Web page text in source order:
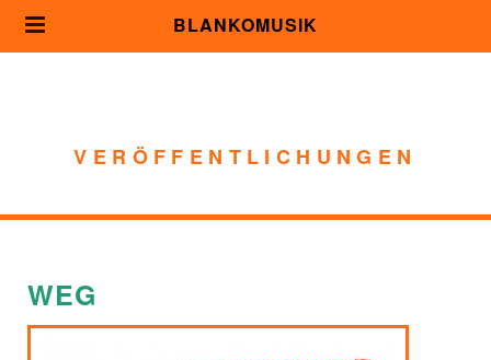
BLANKOMUSIK
VERÖFFENTLICHUNGEN
WEG